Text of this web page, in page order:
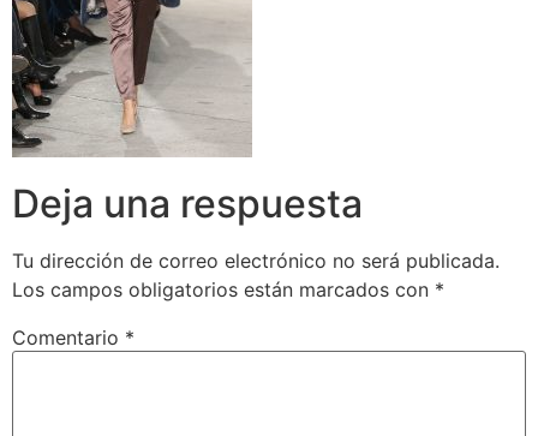
Deja una respuesta
Tu dirección de correo electrónico no será publicada.
Los campos obligatorios están marcados con *
Comentario *